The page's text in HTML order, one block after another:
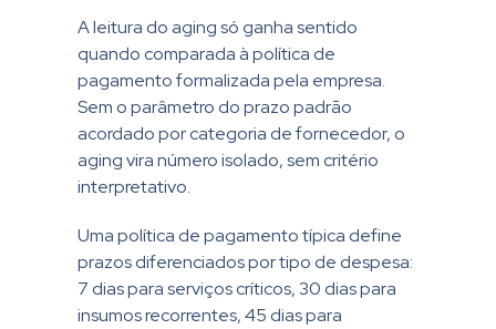
A leitura do aging só ganha sentido
quando comparada à política de
pagamento formalizada pela empresa.
Sem o parâmetro do prazo padrão
acordado por categoria de fornecedor, o
aging vira número isolado, sem critério
interpretativo.
Uma política de pagamento típica define
prazos diferenciados por tipo de despesa:
7 dias para serviços críticos, 30 dias para
insumos recorrentes, 45 dias para